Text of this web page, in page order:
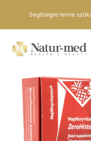
Segítségre lenne